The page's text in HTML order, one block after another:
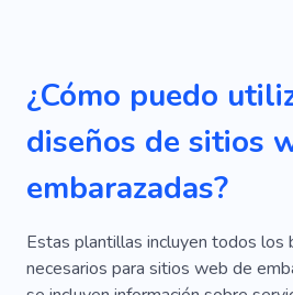
¿Cómo puedo
diseños de sitios
embarazadas?
Estas plantillas incluyen todos los
necesarios para sitios web de